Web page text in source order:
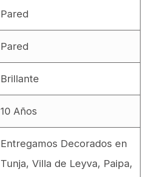
Pared
Pared
Brillante
10 Años
Entregamos Decorados en
Tunja, Villa de Leyva, Paipa,